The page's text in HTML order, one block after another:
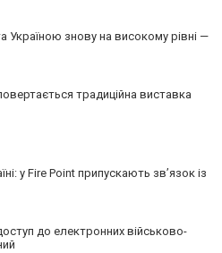
Україною знову на високому рівні —
традиційна виставка
у Fire Point припускають зв’язок із
до електронних військово-